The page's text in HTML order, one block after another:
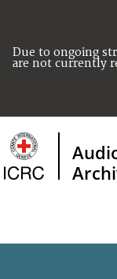
Due to ongoing
are not currently